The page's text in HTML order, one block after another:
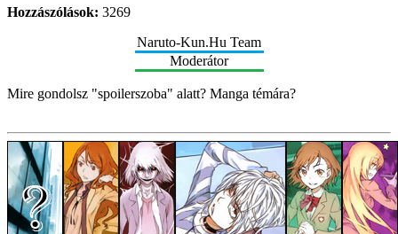
Hozzászólások: 3269
Naruto-Kun.Hu Team
Moderátor
Mire gondolsz "spoilerszoba" alatt? Manga témára?